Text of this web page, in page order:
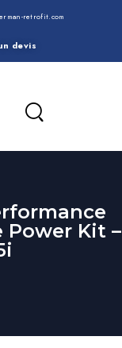
retrofit.com
devis
Power Kit –